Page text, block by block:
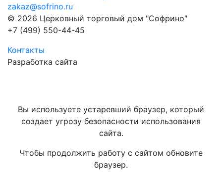
zakaz@sofrino.ru
© 2026 Церковный торговый дом "Софрино"
+7 (499) 550-44-45
Контакты
Разработка сайта
Вы используете устаревший браузер, который
создает угрозу безопасности использования
сайта.
Чтобы продолжить работу с сайтом обновите
браузер.